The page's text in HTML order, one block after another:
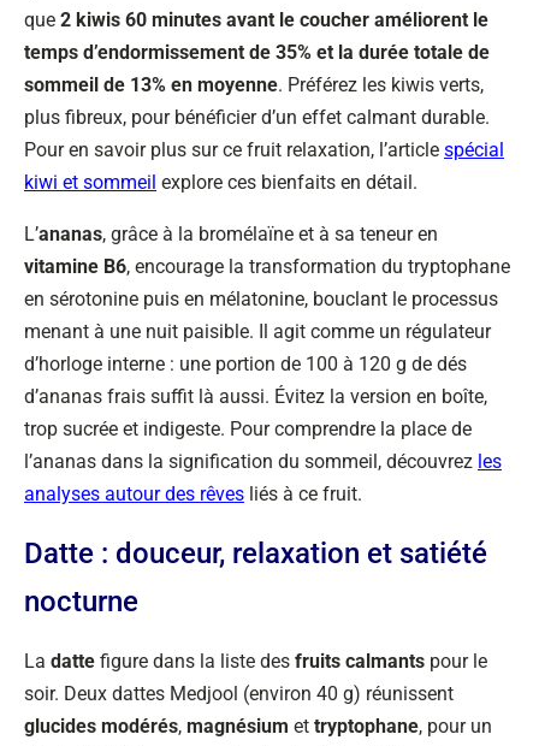
que 2 kiwis 60 minutes avant le coucher améliorent le
temps d’endormissement de 35% et la durée totale de
sommeil de 13% en moyenne. Préférez les kiwis verts,
plus fibreux, pour bénéficier d’un effet calmant durable.
Pour en savoir plus sur ce fruit relaxation, l’article spécial
kiwi et sommeil explore ces bienfaits en détail.
L’ananas, grâce à la bromélaïne et à sa teneur en
vitamine B6, encourage la transformation du tryptophane
en sérotonine puis en mélatonine, bouclant le processus
menant à une nuit paisible. Il agit comme un régulateur
d’horloge interne : une portion de 100 à 120 g de dés
d’ananas frais suffit là aussi. Évitez la version en boîte,
trop sucrée et indigeste. Pour comprendre la place de
l’ananas dans la signification du sommeil, découvrez les
analyses autour des rêves liés à ce fruit.
Datte : douceur, relaxation et satiété
nocturne
La datte figure dans la liste des fruits calmants pour le
soir. Deux dattes Medjool (environ 40 g) réunissent
glucides modérés, magnésium et tryptophane, pour un